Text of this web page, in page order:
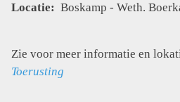
Locatie: Boskamp - Weth.
Zie voor meer informatie en
Toerusting